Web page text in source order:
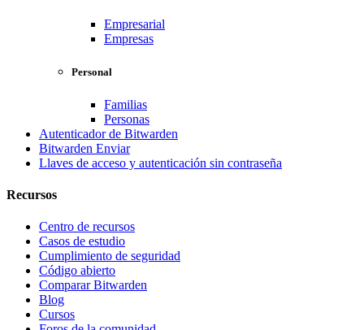
Empresarial
Empresas
Personal
Familias
Personas
Autenticador de Bitwarden
Bitwarden Enviar
Llaves de acceso y autenticación sin contraseña
Recursos
Centro de recursos
Casos de estudio
Cumplimiento de seguridad
Código abierto
Comparar Bitwarden
Blog
Cursos